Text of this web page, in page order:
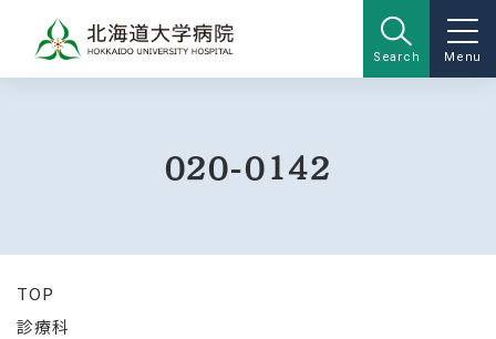
Search Menu
020-0142
TOP
診療科